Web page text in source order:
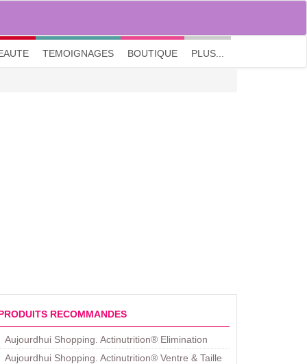
M'inscrire| Me connecter| ? Visite guidée
TEMOIGNAGES BOUTIQUE PLUS...
RECOMMANDES
Aujourdhui Shopping. Actinutrition® Elimination
Aujourdhui Shopping. Actinutrition® Ventre & Taille